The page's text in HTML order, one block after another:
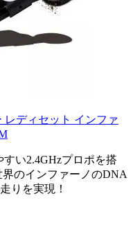
レディセット インファ
い2.4GHzプロポを搭
のインファーノのDNA
りを実現！